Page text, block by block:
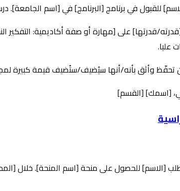
للقبول في برنامج [البرنامج] في [اسم
قدرتها] على [مهارة أو صفة أكاديمية: التفكير
عليا.
تحفّظ وأثق بأنه/أنها سيُضيف/ستُضيف قيمة كبيرة
[اسمك] [القسم]
[الاسم] للحصول على منحة [اسم المنحة]. خلال